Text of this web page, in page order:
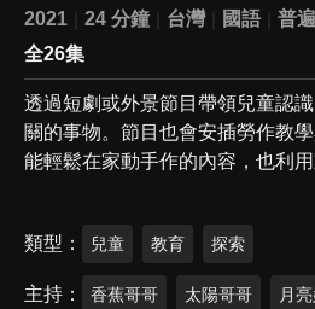
2021
24 分鐘 台灣 國語
普
全26集
透過短劇或外景節目帶領兒童認
關的事物。節目也會安插勞作教
能輕鬆在家動手作的內容，也利用
類型 兒童 教育 探索
主持 香蕉哥哥 太陽哥哥 月